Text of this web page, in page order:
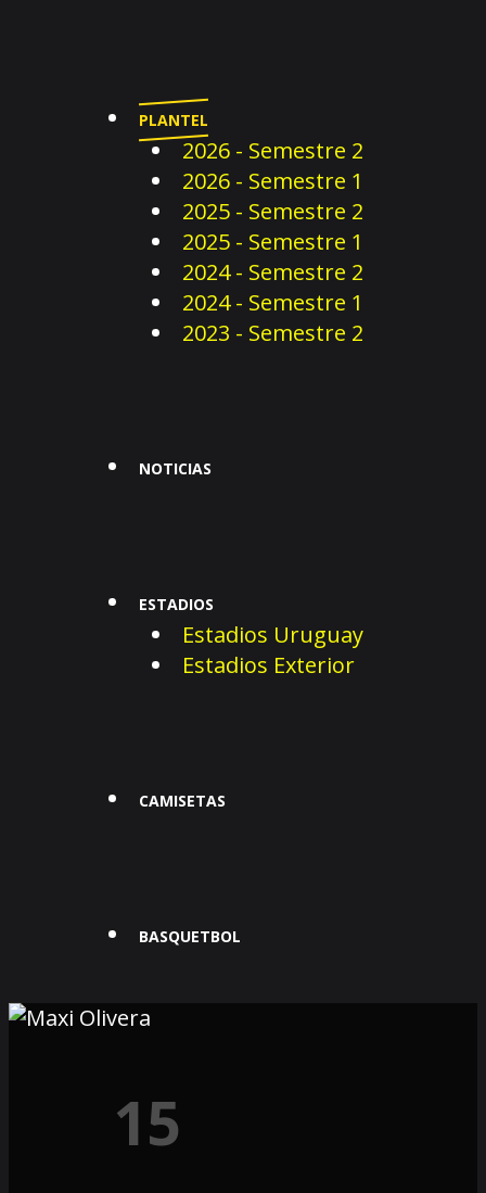
PLANTEL
2026 - Semestre 2
2026 - Semestre 1
2025 - Semestre 2
2025 - Semestre 1
2024 - Semestre 2
2024 - Semestre 1
2023 - Semestre 2
NOTICIAS
ESTADIOS
Estadios Uruguay
Estadios Exterior
CAMISETAS
BASQUETBOL
15